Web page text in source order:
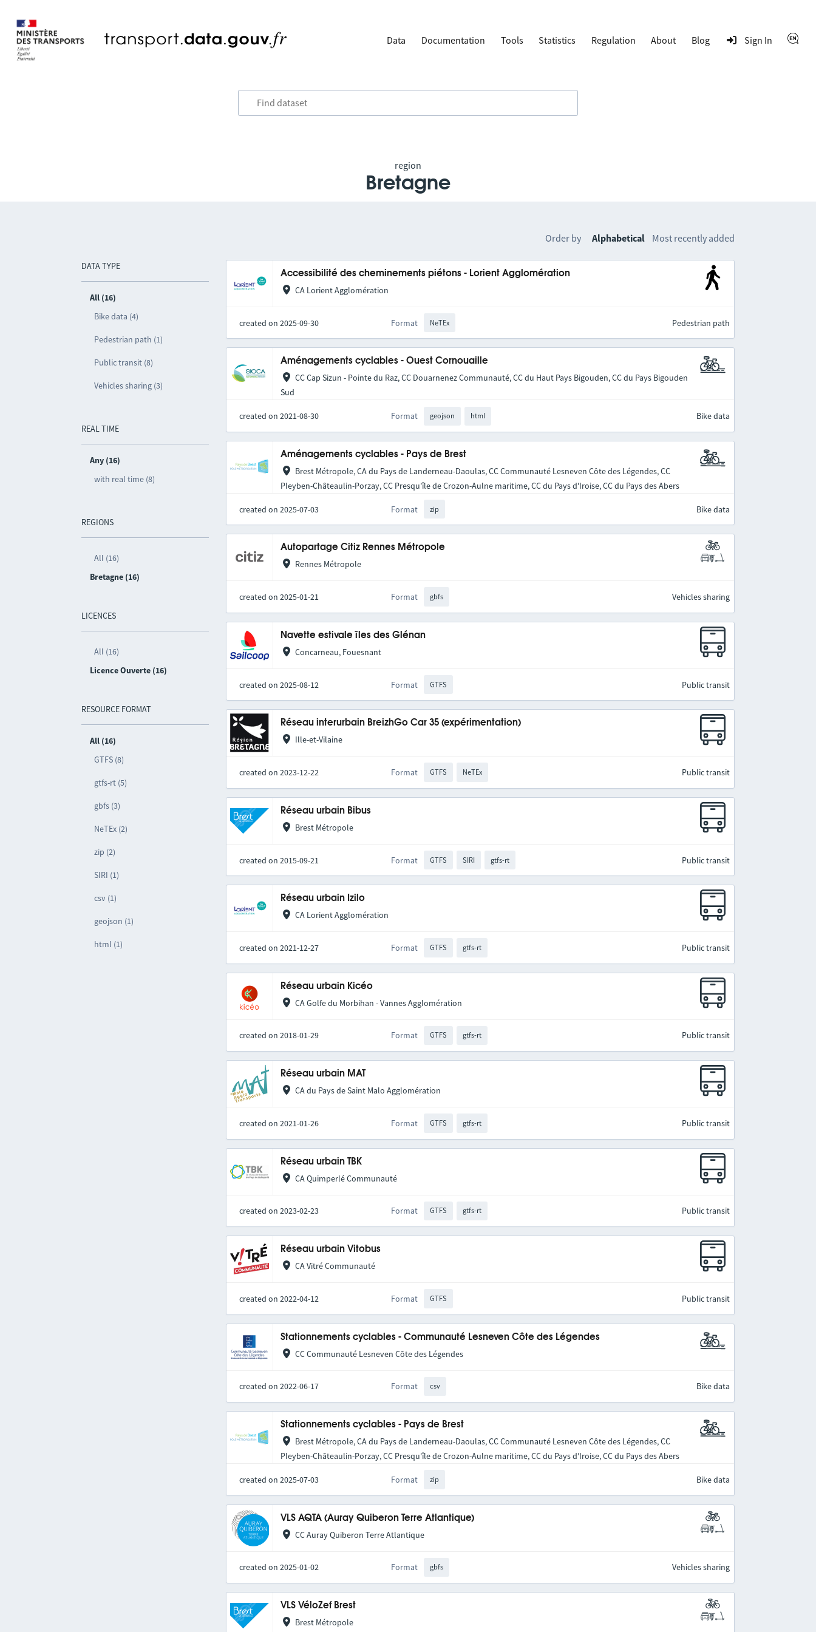
Data Documentation Tools Statistics Regulation About Blog Sign In
region
Bretagne
DATA TYPE
All (16)
Bike data (4)
Pedestrian path (1)
Public transit (8)
Vehicles sharing (3)
REAL TIME
Any (16)
with real time (8)
REGIONS
All (16)
Bretagne (16)
LICENCES
All (16)
Licence Ouverte (16)
RESOURCE FORMAT
All (16)
GTFS (8)
gtfs-rt (5)
gbfs (3)
NeTEx (2)
zip (2)
SIRI (1)
csv (1)
geojson (1)
html (1)
Order by Alphabetical Most recently added
Accessibilité des cheminements piétons - Lorient Agglomération
CA Lorient Agglomération
created on 2025-09-30 Format NeTEx Pedestrian path
Aménagements cyclables - Ouest Cornouaille
CC Cap Sizun - Pointe du Raz, CC Douarnenez Communauté, CC du Haut Pays Bigouden, CC du Pays Bigouden
Sud
created on 2021-08-30 Format geojson html Bike data
Aménagements cyclables - Pays de Brest
Brest Métropole, CA du Pays de Landerneau-Daoulas, CC Communauté Lesneven Côte des Légendes, CC
Pleyben-Châteaulin-Porzay, CC Presqu'île de Crozon-Aulne maritime, CC du Pays d'Iroise, CC du Pays des Abers
created on 2025-07-03 Format zip Bike data
Autopartage Citiz Rennes Métropole
Rennes Métropole
created on 2025-01-21 Format gbfs Vehicles sharing
Navette estivale îles des Glénan
Concarneau, Fouesnant
created on 2025-08-12 Format GTFS Public transit
Réseau interurbain BreizhGo Car 35 (expérimentation)
Ille-et-Vilaine
created on 2023-12-22 Format GTFS NeTEx Public transit
Réseau urbain Bibus
Brest Métropole
created on 2015-09-21 Format GTFS SIRI gtfs-rt Public transit
Réseau urbain Izilo
CA Lorient Agglomération
created on 2021-12-27 Format GTFS gtfs-rt Public transit
Réseau urbain Kicéo
CA Golfe du Morbihan - Vannes Agglomération
created on 2018-01-29 Format GTFS gtfs-rt Public transit
Réseau urbain MAT
CA du Pays de Saint Malo Agglomération
created on 2021-01-26 Format GTFS gtfs-rt Public transit
Réseau urbain TBK
CA Quimperlé Communauté
created on 2023-02-23 Format GTFS gtfs-rt Public transit
Réseau urbain Vitobus
CA Vitré Communauté
created on 2022-04-12 Format GTFS Public transit
Stationnements cyclables - Communauté Lesneven Côte des Légendes
CC Communauté Lesneven Côte des Légendes
created on 2022-06-17 Format csv Bike data
Stationnements cyclables - Pays de Brest
Brest Métropole, CA du Pays de Landerneau-Daoulas, CC Communauté Lesneven Côte des Légendes, CC
Pleyben-Châteaulin-Porzay, CC Presqu'île de Crozon-Aulne maritime, CC du Pays d'Iroise, CC du Pays des Abers
created on 2025-07-03 Format zip Bike data
VLS AQTA (Auray Quiberon Terre Atlantique)
CC Auray Quiberon Terre Atlantique
created on 2025-01-02 Format gbfs Vehicles sharing
VLS VéloZef Brest
Brest Métropole